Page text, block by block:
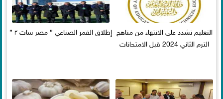
التعليم تشدد على الانتهاء من مناهج
الترم الثاني 2024 قبل الامتحانات
إطلاق القمر الصناعي ” مصر سات ٢ ”